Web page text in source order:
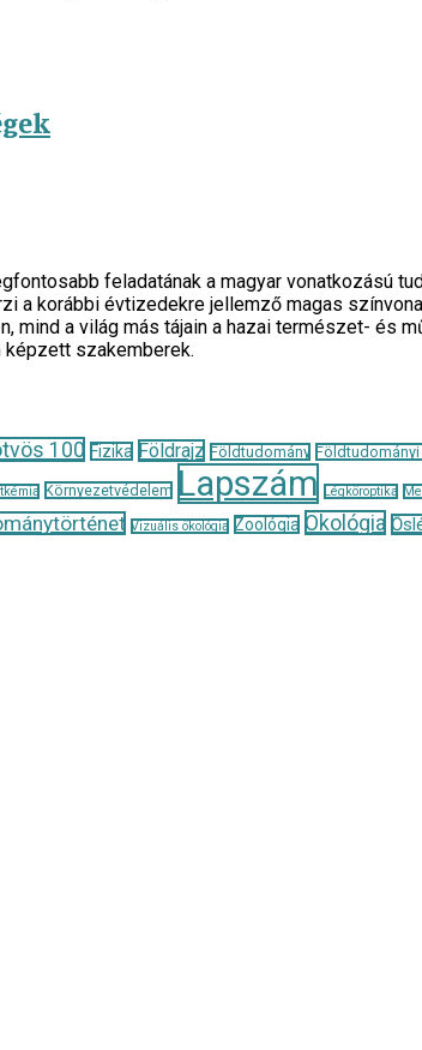
feladatának a magyar vonatkozású
a korábbi évtizedekre jellemző magas
mind a világ más tájain a hazai természet- és
szakemberek.
100 Fizika Földrajz Földtudomány Földtudományi
Környezetvédelem Lapszám Légköroptika
Vizuális ökológia Zoológia Ökológia